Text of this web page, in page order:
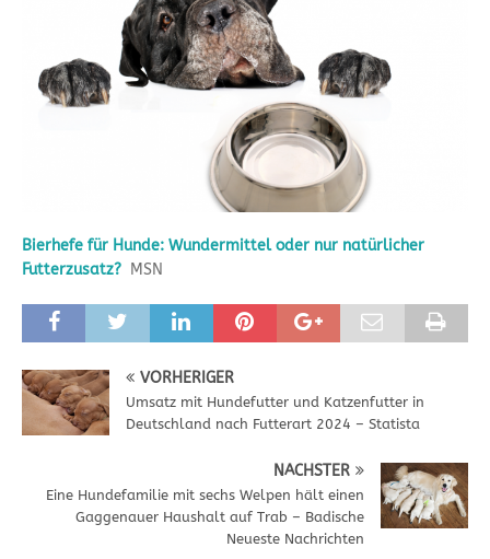
Bierhefe für Hunde: Wundermittel oder nur natürlicher
Futterzusatz? MSN
VORHERIGER
Umsatz mit Hundefutter und Katzenfutter in
Deutschland nach Futterart 2024 – Statista
NÄCHSTER
Eine Hundefamilie mit sechs Welpen hält einen
Gaggenauer Haushalt auf Trab – Badische
Neueste Nachrichten